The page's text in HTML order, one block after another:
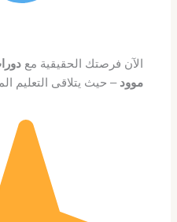
الآن فرصتك الحقيقية مع
موود – حيث يتلاقى التعليم